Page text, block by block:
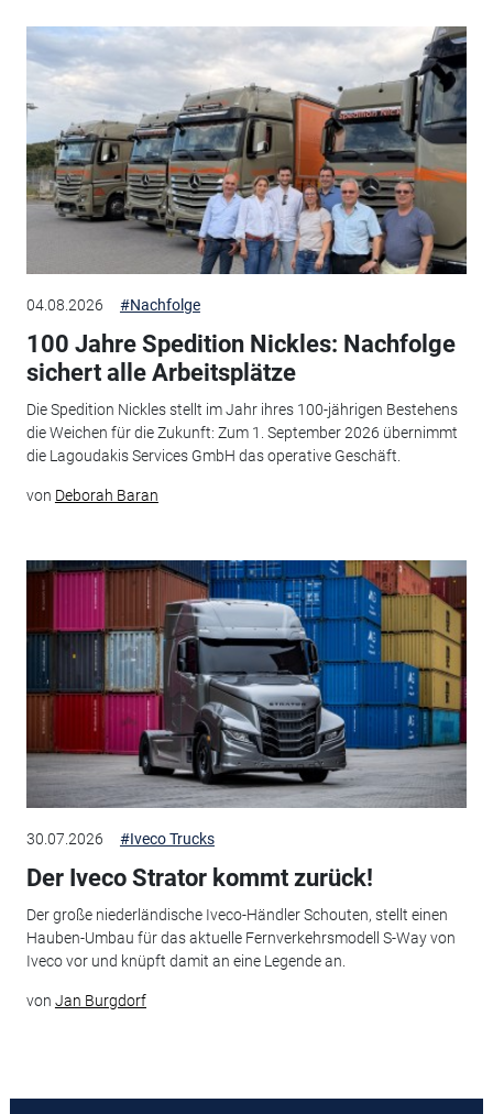
04.08.2026 #Nachfolge
100 Jahre Spedition Nickles: Nachfolge
sichert alle Arbeitsplätze
Die Spedition Nickles stellt im Jahr ihres 100-jährigen Bestehens
die Weichen für die Zukunft: Zum 1. September 2026 übernimmt
die Lagoudakis Services GmbH das operative Geschäft.
von Deborah Baran
30.07.2026 #Iveco Trucks
Der Iveco Strator kommt zurück!
Der große niederländische Iveco-Händler Schouten, stellt einen
Hauben-Umbau für das aktuelle Fernverkehrsmodell S-Way von
Iveco vor und knüpft damit an eine Legende an.
von Jan Burgdorf